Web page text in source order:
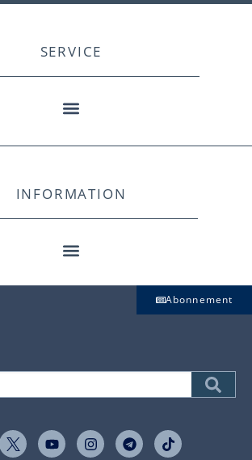
SERVICE
INFORMATION
Abonnement